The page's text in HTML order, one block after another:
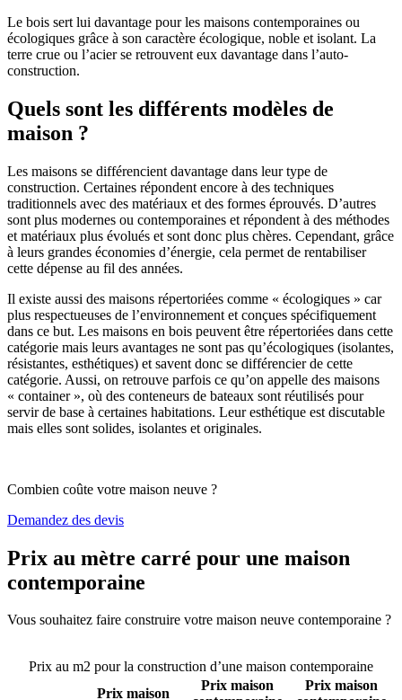
Le bois sert lui davantage pour les maisons contemporaines ou
écologiques grâce à son caractère écologique, noble et isolant. La
terre crue ou l’acier se retrouvent eux davantage dans l’auto-
construction.
Quels sont les différents modèles de
maison ?
Les maisons se différencient davantage dans leur type de
construction. Certaines répondent encore à des techniques
traditionnels avec des matériaux et des formes éprouvés. D’autres
sont plus modernes ou contemporaines et répondent à des méthodes
et matériaux plus évolués et sont donc plus chères. Cependant, grâce
à leurs grandes économies d’énergie, cela permet de rentabiliser
cette dépense au fil des années.
Il existe aussi des maisons répertoriées comme « écologiques » car
plus respectueuses de l’environnement et conçues spécifiquement
dans ce but. Les maisons en bois peuvent être répertoriées dans cette
catégorie mais leurs avantages ne sont pas qu’écologiques (isolantes,
résistantes, esthétiques) et savent donc se différencier de cette
catégorie. Aussi, on retrouve parfois ce qu’on appelle des maisons
« container », où des conteneurs de bateaux sont réutilisés pour
servir de base à certaines habitations. Leur esthétique est discutable
mais elles sont solides, isolantes et originales.
Combien coûte votre maison neuve ?
Demandez des devis
Prix au mètre carré pour une maison
contemporaine
Vous souhaitez faire construire votre maison neuve contemporaine ?
Prix au m2 pour la construction d’une maison contemporaine
Prix maison
Prix maison
Prix maison